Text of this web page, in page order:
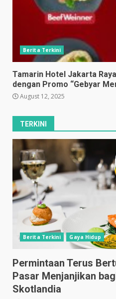
Berita Terkini
Tamarin Hotel Jakarta
dengan Promo “Gebyar
August 12, 2025
TERKINI
Berita Terkini Gaya Hidup
Permintaan Terus
Pasar Menjanjikan
Skotlandia